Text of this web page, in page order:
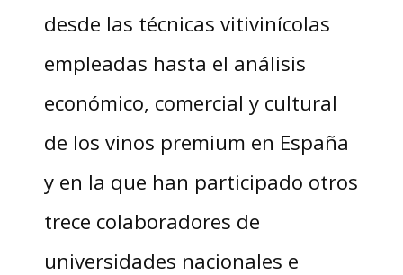
desde las técnicas vitivinícolas
empleadas hasta el análisis
económico, comercial y cultural
de los vinos premium en España
y en la que han participado otros
trece colaboradores de
universidades nacionales e